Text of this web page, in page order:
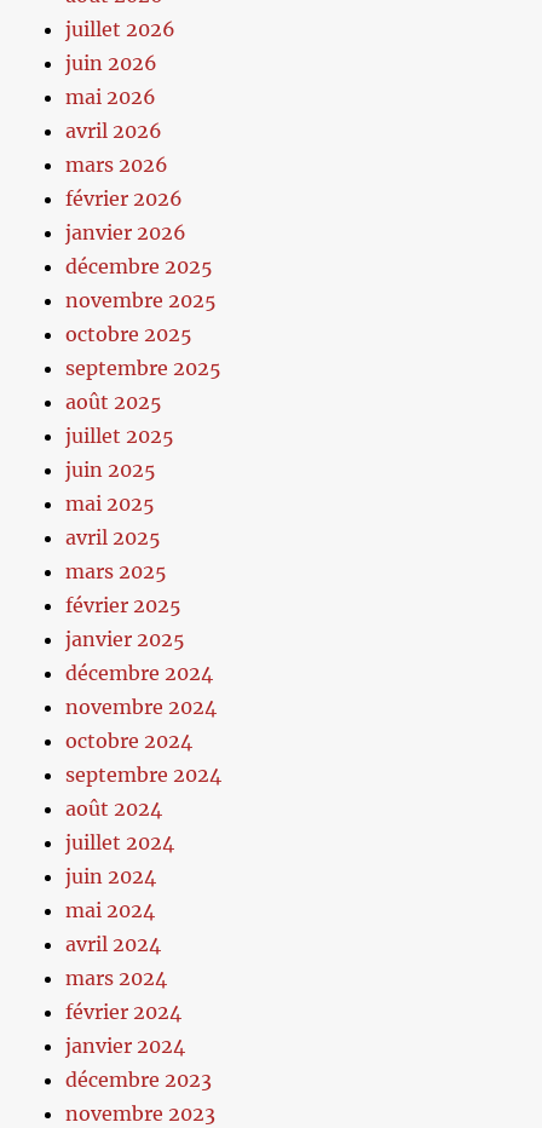
juillet 2026
juin 2026
mai 2026
avril 2026
mars 2026
février 2026
janvier 2026
décembre 2025
novembre 2025
octobre 2025
septembre 2025
août 2025
juillet 2025
juin 2025
mai 2025
avril 2025
mars 2025
février 2025
janvier 2025
décembre 2024
novembre 2024
octobre 2024
septembre 2024
août 2024
juillet 2024
juin 2024
mai 2024
avril 2024
mars 2024
février 2024
janvier 2024
décembre 2023
novembre 2023